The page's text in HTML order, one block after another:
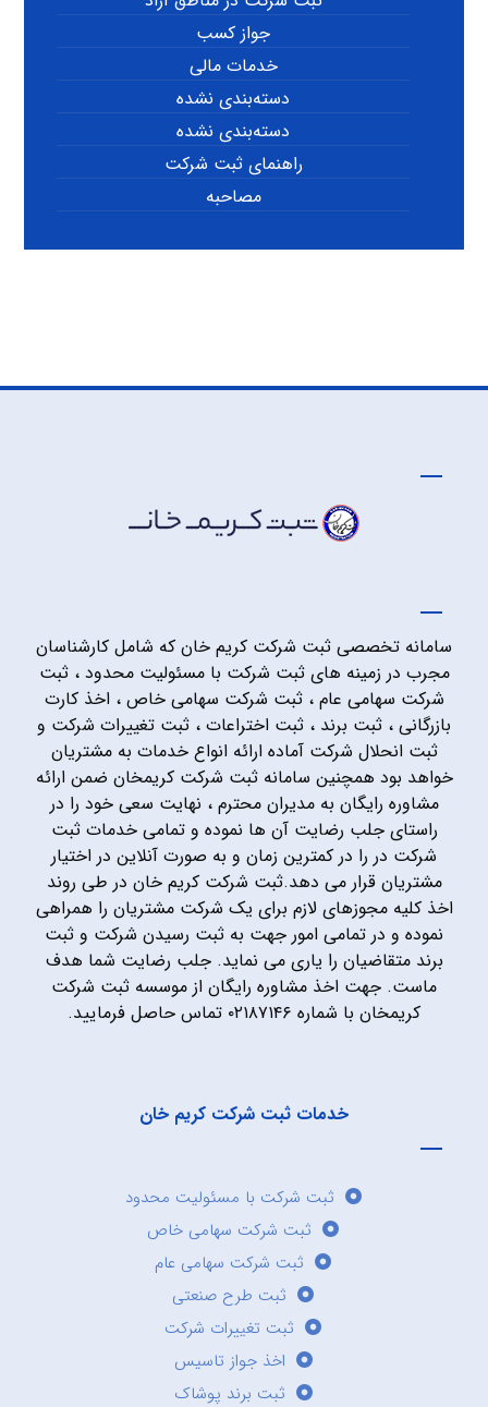
جواز کسب
خدمات مالی
دسته‌بندی نشده
دسته‌بندی نشده
راهنمای ثبت شرکت
مصاحبه
سامانه تخصصی ثبت شرکت کریم خان که شامل کارشناسان
مجرب در زمینه های ثبت شرکت با مسئولیت محدود ، ثبت
شرکت سهامی عام ، ثبت شرکت سهامی خاص ، اخذ کارت
بازرگانی ، ثبت برند ، ثبت اختراعات ، ثبت تغییرات شرکت و
ثبت انحلال شرکت آماده ارائه انواع خدمات به مشتریان
خواهد بود همچنین سامانه ثبت شرکت کریمخان ضمن ارائه
مشاوره رایگان به مدیران محترم ، نهایت سعی خود را در
راستای جلب رضایت آن ها نموده و تمامی خدمات ثبت
شرکت در را در کمترین زمان و به صورت آنلاین در اختیار
مشتریان قرار می دهد.ثبت شرکت کریم خان در طی روند
اخذ کلیه مجوزهای لازم برای یک شرکت مشتریان را همراهی
نموده و در تمامی امور جهت به ثبت رسیدن شرکت و ثبت
برند متقاضیان را یاری می نماید. جلب رضایت شما هدف
ماست. جهت اخذ مشاوره رایگان از موسسه ثبت شرکت
کریمخان با شماره ۰۲۱۸۷۱۴۶ تماس حاصل فرمایید.
خدمات ثبت شرکت کریم خان
ثبت شرکت با مسئولیت محدود
ثبت شرکت سهامی خاص
ثبت شرکت سهامی عام
ثبت طرح صنعتی
ثبت تغییرات شرکت
اخذ جواز تاسیس
ثبت برند پوشاک